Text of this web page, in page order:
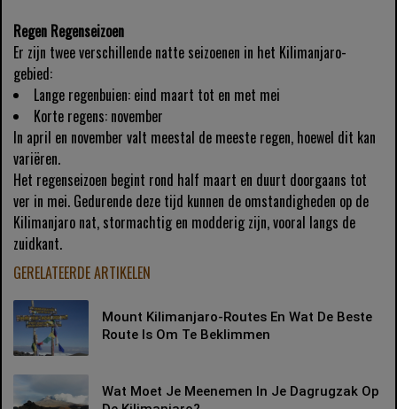
Regen Regenseizoen
Er zijn twee verschillende natte seizoenen in het Kilimanjaro-
gebied:
Lange regenbuien: eind maart tot en met mei
Korte regens: november
In april en november valt meestal de meeste regen, hoewel dit kan
variëren.
Het regenseizoen begint rond half maart en duurt doorgaans tot
ver in mei. Gedurende deze tijd kunnen de omstandigheden op de
Kilimanjaro nat, stormachtig en modderig zijn, vooral langs de
zuidkant.
GERELATEERDE ARTIKELEN
Mount Kilimanjaro-Routes En Wat De Beste
Route Is Om Te Beklimmen
Wat Moet Je Meenemen In Je Dagrugzak Op